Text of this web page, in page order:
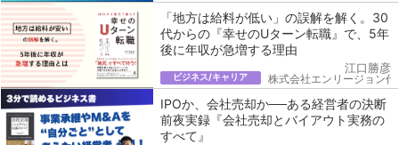
「地方は給料が低い」の誤解を解く。30
代からの『幸せのUターン転職』で、5年
後に年収が急増する理由
ビジネス/キャリア
江口勝彦
株式会社エンリージョン代
IPOか、会社売却か──ある経営者の決断
前夜実録『会社売却とバイアウト実務の
すべて』